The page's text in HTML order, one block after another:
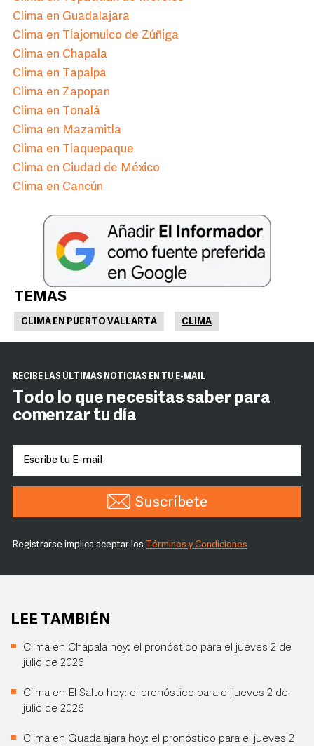
Clima en Guadalajara
Clima en Tlajomulco de Zúñiga
Clima en Chapala
Clima en Tapalpa
Clima en Zapopan
Clima en Tonalá
Clima en Mazamitla
Clima en Tlaquepaque
Clima en Ciudad de México
Clima en Cancún
TEMAS
CLIMA EN PUERTO VALLARTA CLIMA
RECIBE LAS ÚLTIMAS NOTICIAS EN TU E-MAIL
Todo lo que necesitas saber para
comenzar tu día
Suscríbete
Registrarse implica aceptar los Términos y Condiciones
LEE TAMBIÉN
Clima en Chapala hoy: el pronóstico para el jueves 2 de
julio de 2026
Clima en El Salto hoy: el pronóstico para el jueves 2 de
julio de 2026
Clima en Guadalajara hoy: el pronóstico para el jueves 2